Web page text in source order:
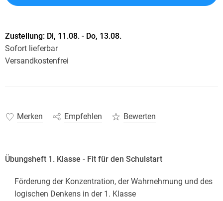
Zustellung: Di, 11.08. - Do, 13.08.
Sofort lieferbar
Versandkostenfrei
Merken Empfehlen Bewerten
Übungsheft 1. Klasse - Fit für den Schulstart
Förderung der Konzentration, der Wahrnehmung und des
logischen Denkens in der 1. Klasse